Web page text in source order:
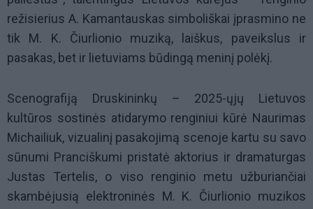
režisierius A. Kamantauskas simboliškai įprasmino ne
tik M. K. Čiurlionio muziką, laiškus, paveikslus ir
pasakas, bet ir lietuviams būdingą meninį polėkį.
Scenografiją Druskininkų – 2025-ųjų Lietuvos
kultūros sostinės atidarymo renginiui kūrė Naurimas
Michailiuk, vizualinį pasakojimą scenoje kartu su savo
sūnumi Pranciškumi pristatė aktorius ir dramaturgas
Justas Tertelis, o viso renginio metu užburiančiai
skambėjusią elektroninės M. K. Čiurlionio muzikos